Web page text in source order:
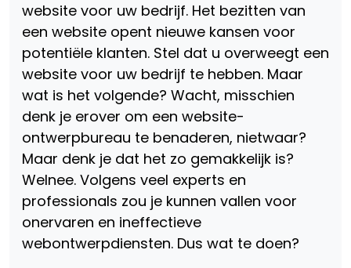
website voor uw bedrijf. Het bezitten van
een website opent nieuwe kansen voor
potentiële klanten. Stel dat u overweegt een
website voor uw bedrijf te hebben. Maar
wat is het volgende? Wacht, misschien
denk je erover om een ​​website-
ontwerpbureau te benaderen, nietwaar?
Maar denk je dat het zo gemakkelijk is?
Welnee. Volgens veel experts en
professionals zou je kunnen vallen voor
onervaren en ineffectieve
webontwerpdiensten. Dus wat te doen?